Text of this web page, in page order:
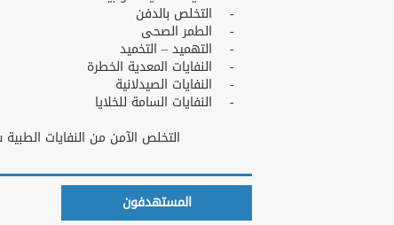
- التخلص بالدفن
- الطمر الصحى
- التهميد – التخميد
- النفايات المعدية الخطرة
- النفايات الصيدلانية
- النفايات السامة للخلايا
التخلص الآمن من النفايات الطبية
المستهدفون